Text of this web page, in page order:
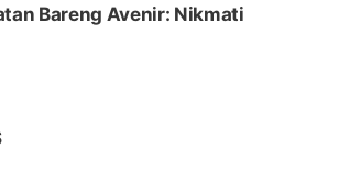
Bareng Avenir: Nikmati